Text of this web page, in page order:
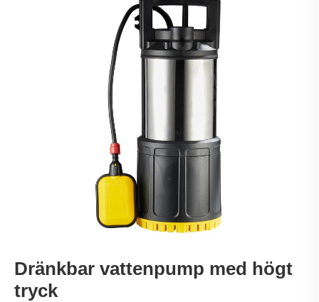
Dränkbar vattenpump med högt
tryck